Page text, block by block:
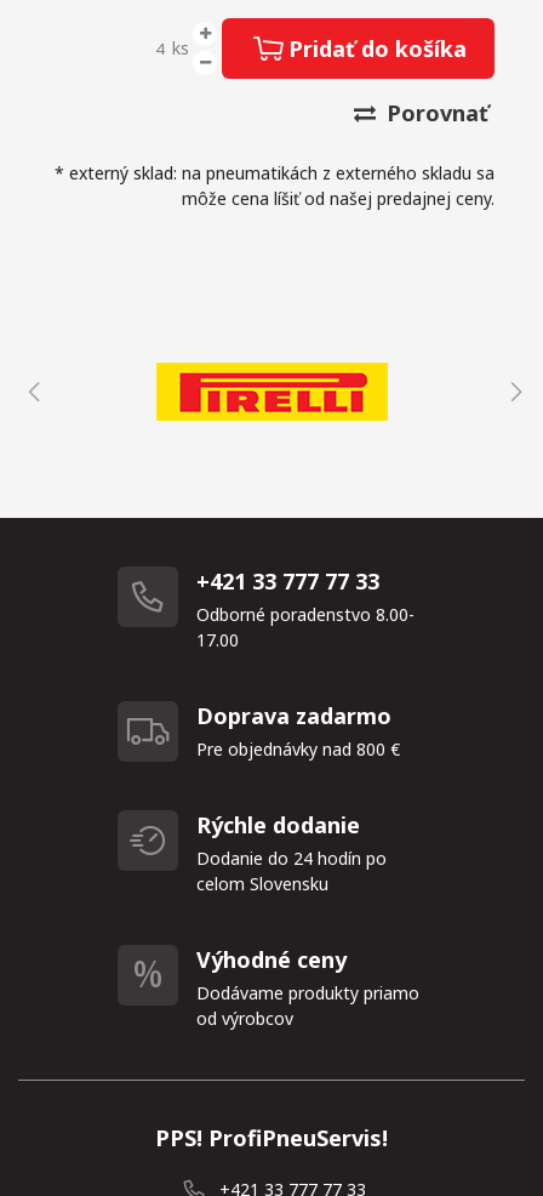
ks Pridať do košíka
Porovnať
* externý sklad: na pneumatikách z externého skladu sa
môže cena líšiť od našej predajnej ceny.
+421 33 777 77 33
Odborné poradenstvo 8.00-
17.00
Doprava zadarmo
Pre objednávky nad 800 €
Rýchle dodanie
Dodanie do 24 hodín po
celom Slovensku
Výhodné ceny
Dodávame produkty priamo
od výrobcov
PPS! ProfiPneuServis!
+421 33 777 77 33